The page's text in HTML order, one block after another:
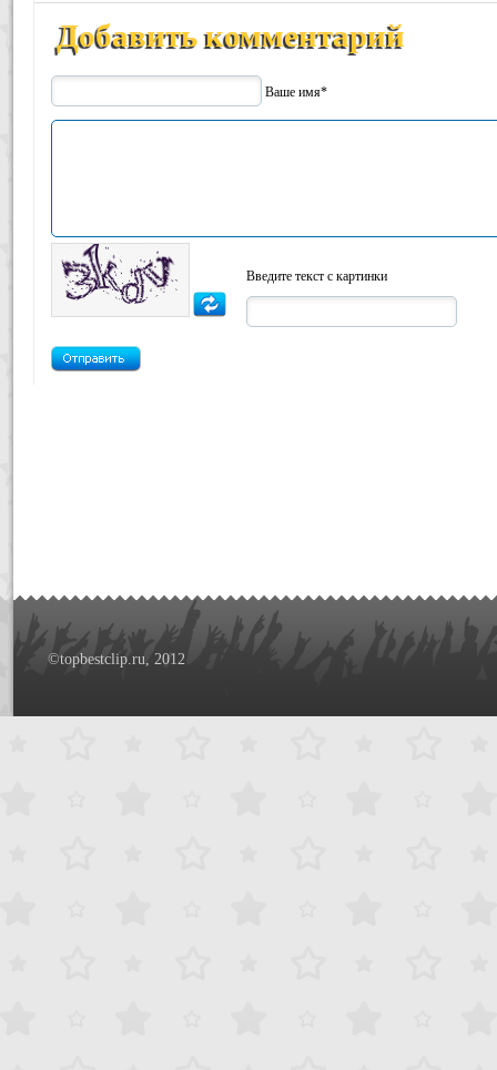
Добавить комментарий
Ваше имя*
Введите текст с картинки
©topbestclip.ru, 2012